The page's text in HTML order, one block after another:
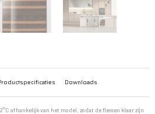
Downloads
afhankelijk van het model, zodat de flessen klaar zijn